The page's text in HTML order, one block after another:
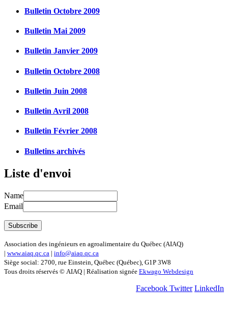
Bulletin Octobre 2009
Bulletin Mai 2009
Bulletin Janvier 2009
Bulletin Octobre 2008
Bulletin Juin 2008
Bulletin Avril 2008
Bulletin Février 2008
Bulletins archivés
Liste d'envoi
Name
Email
Association des ingénieurs en agroalimentaire du Québec (AIAQ)
| www.aiaq.qc.ca | info@aiaq.qc.ca
Siège social: 2700, rue Einstein, Québec (Québec), G1P 3W8
Tous droits réservés © AIAQ | Réalisation signée Ekwago Webdesign
Facebook Twitter LinkedIn